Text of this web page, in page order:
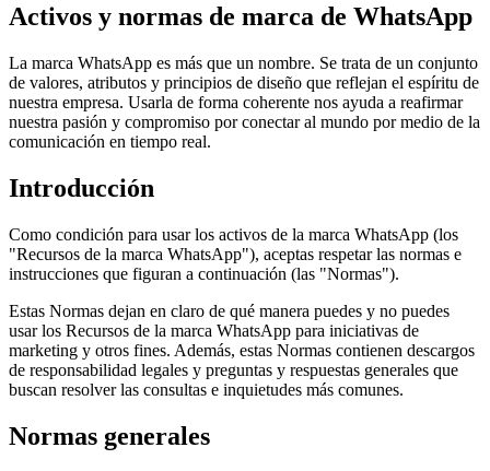
Activos y normas de marca de WhatsApp
La marca WhatsApp es más que un nombre. Se trata de un conjunto
de valores, atributos y principios de diseño que reflejan el espíritu de
nuestra empresa. Usarla de forma coherente nos ayuda a reafirmar
nuestra pasión y compromiso por conectar al mundo por medio de la
comunicación en tiempo real.
Introducción
Como condición para usar los activos de la marca WhatsApp (los
"Recursos de la marca WhatsApp"), aceptas respetar las normas e
instrucciones que figuran a continuación (las "Normas").
Estas Normas dejan en claro de qué manera puedes y no puedes
usar los Recursos de la marca WhatsApp para iniciativas de
marketing y otros fines. Además, estas Normas contienen descargos
de responsabilidad legales y preguntas y respuestas generales que
buscan resolver las consultas e inquietudes más comunes.
Normas generales